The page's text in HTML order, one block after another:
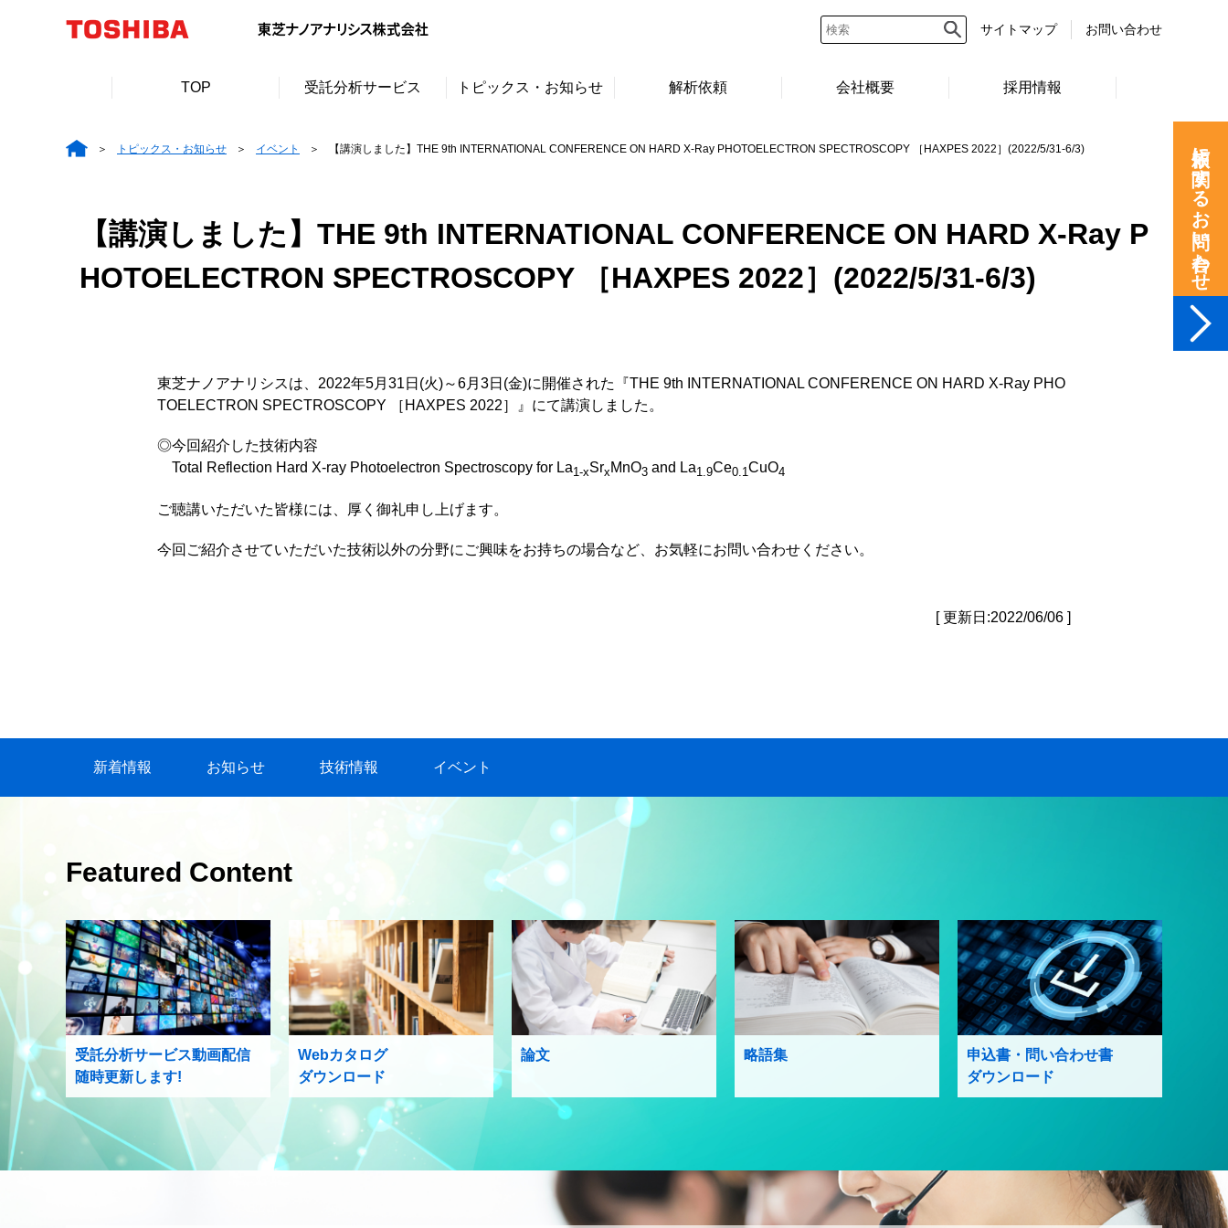
サイトマップ お問い合わせ
TOP 受託分析サービス トピックス・お知らせ 解析依頼 会社概要 採用情報
トピックス・お知らせ イベント 【講演しました】THE 9th INTERNATIONAL CONFERENCE ON HARD X-Ray PHOTOELECTRON SPECTROSCOPY ［HAXPES 2022］(2022/5/31-6/3)
【講演しました】THE 9th INTERNATIONAL CONFERENCE ON HARD X-Ray P
HOTOELECTRON SPECTROSCOPY ［HAXPES 2022］(2022/5/31-6/3)
東芝ナノアナリシスは、2022年5月31日(火)～6月3日(金)に開催された『THE 9th INTERNATIONAL CONFERENCE ON HARD X-Ray PHO
TOELECTRON SPECTROSCOPY ［HAXPES 2022］』にて講演しました。
◎今回紹介した技術内容
Total Reflection Hard X-ray Photoelectron Spectroscopy for La1-xSrxMnO3 and La1.9Ce0.1CuO4
ご聴講いただいた皆様には、厚く御礼申し上げます。
今回ご紹介させていただいた技術以外の分野にご興味をお持ちの場合など、お気軽にお問い合わせください。
[ 更新日:2022/06/06 ]
新着情報 お知らせ 技術情報 イベント
Featured Content
受託分析サービス動画配信
随時更新します!
Webカタログ
ダウンロード
論文 略語集
申込書・問い合わせ書
ダウンロード
依頼に関するお問い合わせ